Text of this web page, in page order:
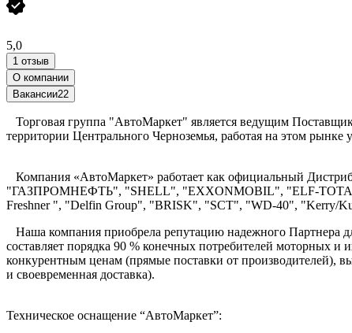
5,0
1 отзыв
О компании
Вакансии22
Торговая группа "АвтоМаркет" является ведущим
территории Центрального Черноземья, работая на этом рынке
Компания «АвтоМаркет» работает как официальный
"ГАЗПРОМНЕФТЬ", "SHELL", "EXXONMOBIL", "ELF-
Freshner ", "Delfin Group", "BRISK", "SCT", "WD-40", "Kerry/
Наша компания приобрела репутацию надежного Партнера
составляет порядка 90 % конечных потребителей моторных и
конкурентным ценам (прямые поставки от производителей),
и своевременная доставка).
Техническое оснащение “АвтоМаркет”: